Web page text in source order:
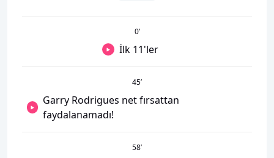
0’
İlk 11'ler
45’
Garry Rodrigues net fırsattan
faydalanamadı!
58’